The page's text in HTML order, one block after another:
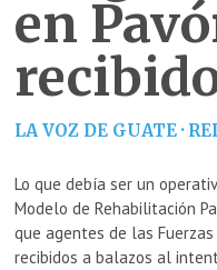
en
LA VOZ DE GUATE ·
Lo que debía ser un
Modelo de Rehabilitación
que agentes de las
recibidos a balazos al